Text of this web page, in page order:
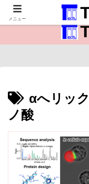
医療保健
αへリッ
ノ酸
メニュー